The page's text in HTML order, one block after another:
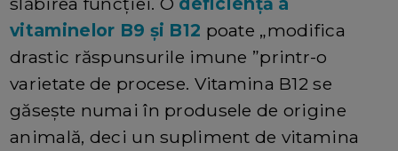
vitaminelor B9 și B12 poate „modifica
drastic răspunsurile imune ”printr-o
varietate de procese. Vitamina B12 se
găsește numai în produsele de origine
animală, deci un supliment de vitamina